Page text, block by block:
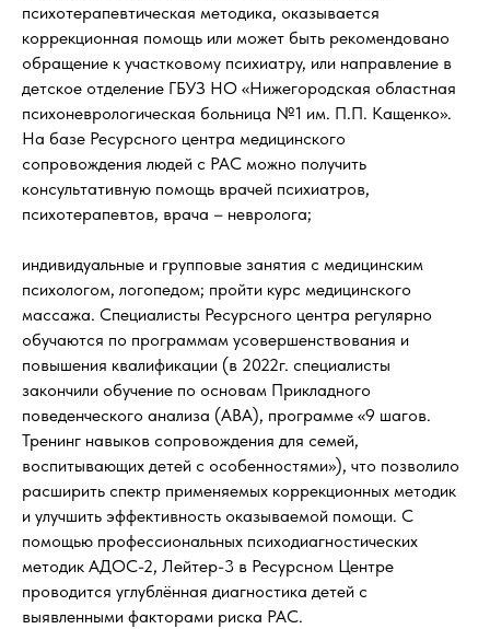
психотерапевтическая методика, оказывается
коррекционная помощь или может быть рекомендовано
обращение к участковому психиатру, или направление в
детское отделение ГБУЗ НО «Нижегородская областная
психоневрологическая больница №1 им. П.П. Кащенко».
На базе Ресурсного центра медицинского
сопровождения людей с РАС можно получить
консультативную помощь врачей психиатров,
психотерапевтов, врача – невролога;
индивидуальные и групповые занятия с медицинским
психологом, логопедом; пройти курс медицинского
массажа. Специалисты Ресурсного центра регулярно
обучаются по программам усовершенствования и
повышения квалификации (в 2022г. специалисты
закончили обучение по основам Прикладного
поведенческого анализа (АВА), программе «9 шагов.
Тренинг навыков сопровождения для семей,
воспитывающих детей с особенностями»), что позволило
расширить спектр применяемых коррекционных методик
и улучшить эффективность оказываемой помощи. С
помощью профессиональных психодиагностических
методик АДОС-2, Лейтер-3 в Ресурсном Центре
проводится углублённая диагностика детей с
выявленными факторами риска РАС.